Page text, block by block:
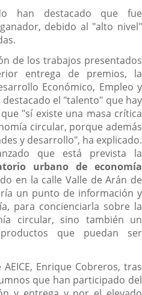
han destacado que fue
debido al "alto nivel"
de los trabajos presentados
entrega de premios, la
Económico, Empleo y
destacado el "talento" que hay
"sí existe una masa crítica
circular, porque además
y desarrollo", ha explicado.
que está prevista la
urbano de economía
en la calle Valle de Arán de
un punto de información y
para concienciarla sobre la
circular, sino también un
que puedan ser
Enrique Cobreros, tras
que han participado del